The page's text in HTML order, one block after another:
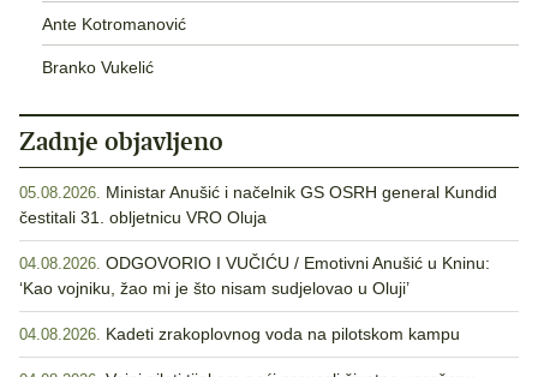
Ante Kotromanović
Branko Vukelić
Zadnje objavljeno
05.08.2026. Ministar Anušić i načelnik GS OSRH general Kundid
čestitali 31. obljetnicu VRO Oluja
04.08.2026. ODGOVORIO I VUČIĆU / Emotivni Anušić u Kninu:
‘Kao vojniku, žao mi je što nisam sudjelovao u Oluji’
04.08.2026. Kadeti zrakoplovnog voda na pilotskom kampu